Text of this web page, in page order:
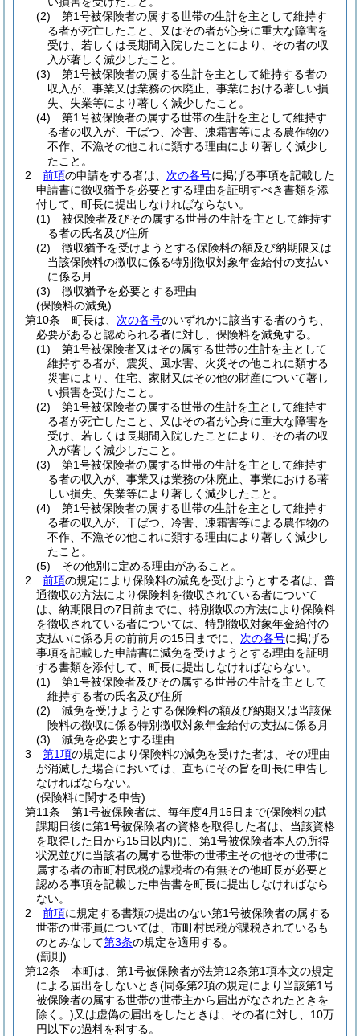
(2)
第1号被保険者の属する世帯の生計を主として維持す
る者が死亡したこと、又はその者が心身に重大な障害を
受け、若しくは長期間入院したことにより、その者の収
入が著しく減少したこと。
(3)
第1号被保険者の属する生計を主として維持する者の
収入が、事業又は業務の休廃止、事業における著しい損
失、失業等により著しく減少したこと。
(4)
第1号被保険者の属する世帯の生計を主として維持す
る者の収入が、干ばつ、冷害、凍霜害等による農作物の
不作、不漁その他これに類する理由により著しく減少し
たこと。
2
前項の申請をする者は、 次の各号に掲げる事項を記載した
申請書に徴収猶予を必要とする理由を証明すべき書類を添
付して、町長に提出しなければならない。
(1)
被保険者及びその属する世帯の生計を主として維持す
る者の氏名及び住所
(2)
徴収猶予を受けようとする保険料の額及び納期限又は
当該保険料の徴収に係る特別徴収対象年金給付の支払い
に係る月
(3)
徴収猶予を必要とする理由
(保険料の減免)
第10条
町長は、 次の各号のいずれかに該当する者のうち、
必要があると認められる者に対し、保険料を減免する。
(1)
第1号被保険者又はその属する世帯の生計を主として
維持する者が、震災、風水害、火災その他これに類する
災害により、住宅、家財又はその他の財産について著し
い損害を受けたこと。
(2)
第1号被保険者の属する世帯の生計を主として維持す
る者が死亡したこと、又はその者が心身に重大な障害を
受け、若しくは長期間入院したことにより、その者の収
入が著しく減少したこと。
(3)
第1号被保険者の属する世帯の生計を主として維持す
る者の収入が、事業又は業務の休廃止、事業における著
しい損失、失業等により著しく減少したこと。
(4)
第1号被保険者の属する世帯の生計を主として維持す
る者の収入が、干ばつ、冷害、凍霜害等による農作物の
不作、不漁その他これに類する理由により著しく減少し
たこと。
(5)
その他別に定める理由があること。
2
前項の規定により保険料の減免を受けようとする者は、普
通徴収の方法により保険料を徴収されている者について
は、納期限日の7日前までに、特別徴収の方法により保険料
を徴収されている者については、特別徴収対象年金給付の
支払いに係る月の前前月の15日までに、 次の各号に掲げる
事項を記載した申請書に減免を受けようとする理由を証明
する書類を添付して、町長に提出しなければならない。
(1)
第1号被保険者及びその属する世帯の生計を主として
維持する者の氏名及び住所
(2)
減免を受けようとする保険料の額及び納期又は当該保
険料の徴収に係る特別徴収対象年金給付の支払に係る月
(3)
減免を必要とする理由
3
第1項の規定により保険料の減免を受けた者は、その理由
が消滅した場合においては、直ちにその旨を町長に申告し
なければならない。
(保険料に関する申告)
第11条
第1号被保険者は、毎年度4月15日まで(保険料の賦
課期日後に第1号被保険者の資格を取得した者は、当該資格
を取得した日から15日以内)に、第1号被保険者本人の所得
状況並びに当該者の属する世帯の世帯主その他その世帯に
属する者の市町村民税の課税者の有無その他町長が必要と
認める事項を記載した申告書を町長に提出しなければなら
ない。
2
前項に規定する書類の提出のない第1号被保険者の属する
世帯の世帯員については、市町村民税が課税されているも
のとみなして第3条の規定を適用する。
(罰則)
第12条
本町は、第1号被保険者が法第12条第1項本文の規定
による届出をしないとき(同条第2項の規定により当該第1号
被保険者の属する世帯の世帯主から届出がなされたときを
除く。)又は虚偽の届出をしたときは、その者に対し、10万
円以下の過料を科する。